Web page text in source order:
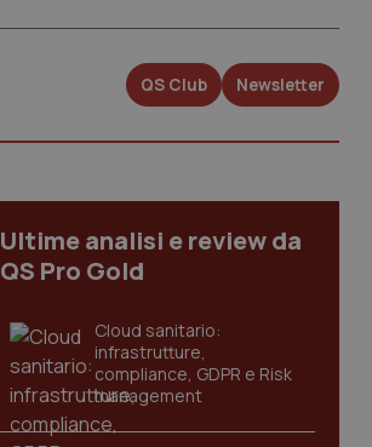
QS Club Newsletter
Ultime analisi e review da
QS Pro Gold
Cloud sanitario:
infrastrutture,
compliance, GDPR e Risk
management